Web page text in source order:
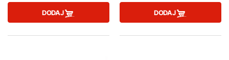
DODAJ DODAJ